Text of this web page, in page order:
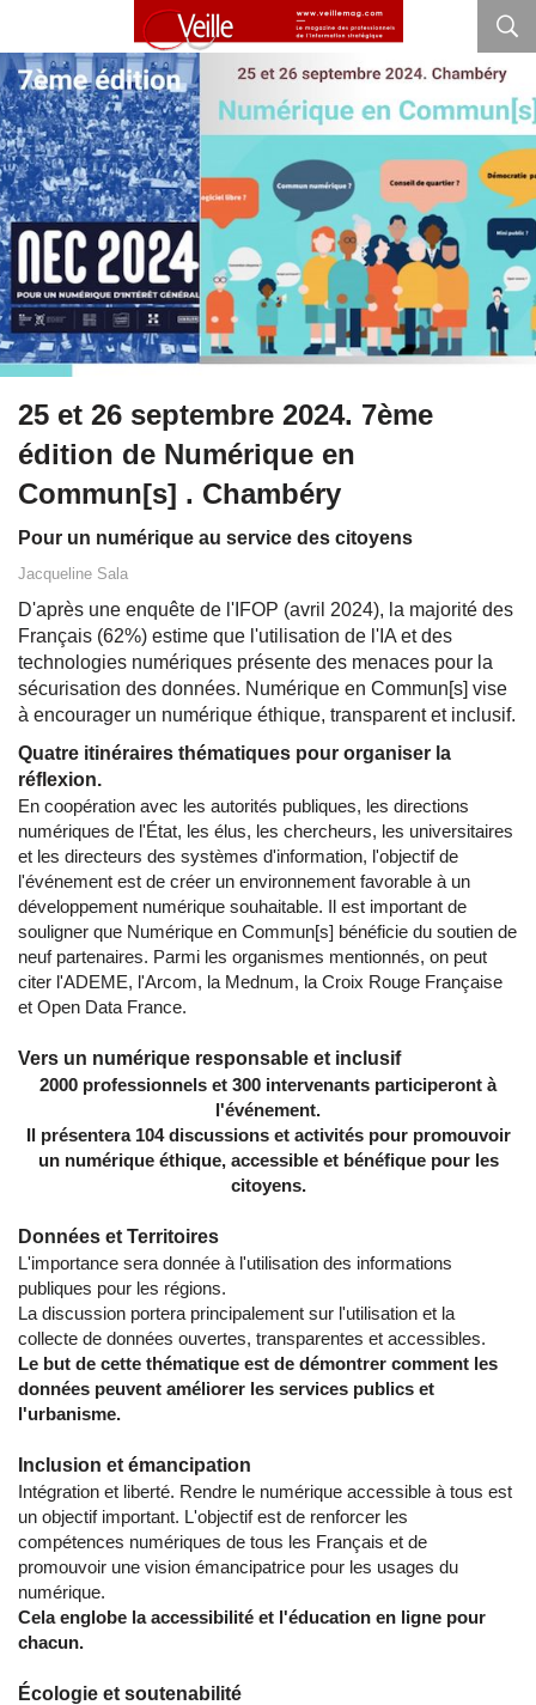
25 et 26 septembre 2024. 7ème
édition de Numérique en
Commun[s] . Chambéry
Pour un numérique au service des citoyens
Jacqueline Sala
D'après une enquête de l'IFOP (avril 2024), la majorité des
Français (62%) estime que l'utilisation de l'IA et des
technologies numériques présente des menaces pour la
sécurisation des données. Numérique en Commun[s] vise
à encourager un numérique éthique, transparent et inclusif.
Quatre itinéraires thématiques pour organiser la
réflexion.
En coopération avec les autorités publiques, les directions
numériques de l'État, les élus, les chercheurs, les universitaires
et les directeurs des systèmes d'information, l'objectif de
l'événement est de créer un environnement favorable à un
développement numérique souhaitable. Il est important de
souligner que Numérique en Commun[s] bénéficie du soutien de
neuf partenaires. Parmi les organismes mentionnés, on peut
citer l'ADEME, l'Arcom, la Mednum, la Croix Rouge Française
et Open Data France.
Vers un numérique responsable et inclusif
2000 professionnels et 300 intervenants participeront à
l'événement.
Il présentera 104 discussions et activités pour promouvoir
un numérique éthique, accessible et bénéfique pour les
citoyens.
Données et Territoires
L'importance sera donnée à l'utilisation des informations
publiques pour les régions.
La discussion portera principalement sur l'utilisation et la
collecte de données ouvertes, transparentes et accessibles.
Le but de cette thématique est de démontrer comment les
données peuvent améliorer les services publics et
l'urbanisme.
Inclusion et émancipation
Intégration et liberté. Rendre le numérique accessible à tous est
un objectif important. L'objectif est de renforcer les
compétences numériques de tous les Français et de
promouvoir une vision émancipatrice pour les usages du
numérique.
Cela englobe la accessibilité et l'éducation en ligne pour
chacun.
Écologie et soutenabilité